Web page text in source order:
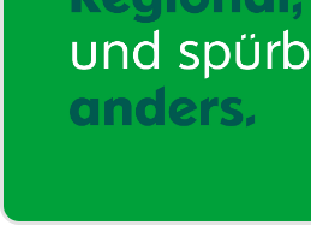
Meine TIROLER
Karriere